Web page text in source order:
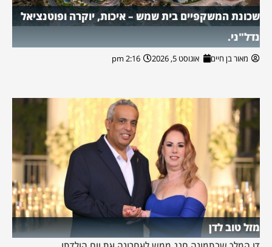
שכונת המשקפיים בית שמש – איכות, יוקרה ופוטנציאל
נדל"ני.
מאור בן חיים אוגוסט 5, 2026 2:16 pm
מזל טוב לדן